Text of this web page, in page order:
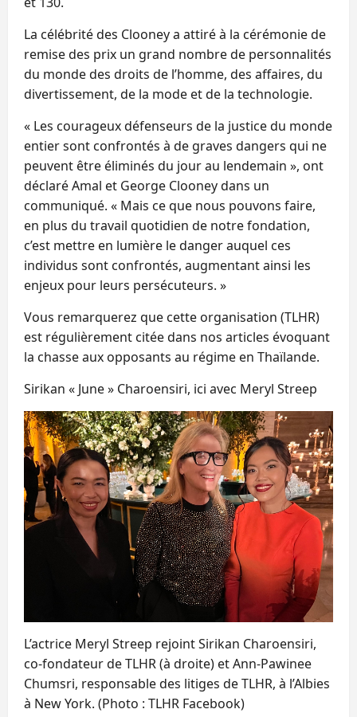
La célébrité des Clooney a attiré à la cérémonie de
remise des prix un grand nombre de personnalités
du monde des droits de l’homme, des affaires, du
divertissement, de la mode et de la technologie.
« Les courageux défenseurs de la justice du monde
entier sont confrontés à de graves dangers qui ne
peuvent être éliminés du jour au lendemain », ont
déclaré Amal et George Clooney dans un
communiqué. « Mais ce que nous pouvons faire,
en plus du travail quotidien de notre fondation,
c’est mettre en lumière le danger auquel ces
individus sont confrontés, augmentant ainsi les
enjeux pour leurs persécuteurs. »
Vous remarquerez que cette organisation (TLHR)
est régulièrement citée dans nos articles évoquant
la chasse aux opposants au régime en Thaïlande.
Sirikan « June » Charoensiri, ici avec Meryl Streep
L’actrice Meryl Streep rejoint Sirikan Charoensiri,
co-fondateur de TLHR (à droite) et Ann-Pawinee
Chumsri, responsable des litiges de TLHR, à l’Albies
à New York. (Photo : TLHR Facebook)